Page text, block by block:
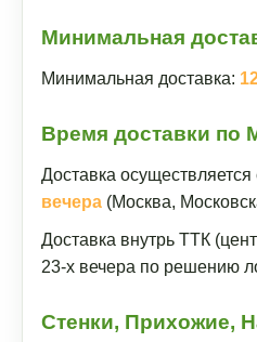
Минимальная
Минимальная доставка:
Время доставки по
Доставка осуществляется
вечера (Москва,
Доставка внутрь ТТК
23-х вечера по решению
Стенки, Прихожие,